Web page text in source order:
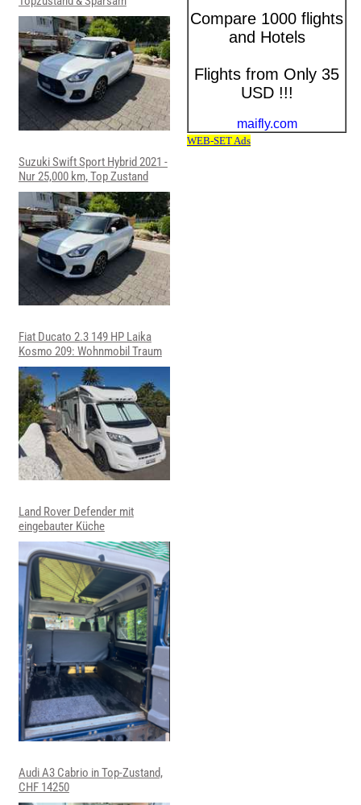
Suzuki Swift Sport Hybrid 2021 -
Nur 25,000 km, Top Zustand
Fiat Ducato 2.3 149 HP Laika
Kosmo 209: Wohnmobil Traum
Land Rover Defender mit
eingebauter Küche
Audi A3 Cabrio in Top-Zustand,
CHF 14250